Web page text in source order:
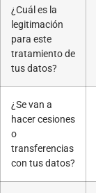
¿Cuál es la
legitimación
para este
tratamiento de
tus datos?
¿Se van a
hacer cesiones
o
transferencias
con tus datos?